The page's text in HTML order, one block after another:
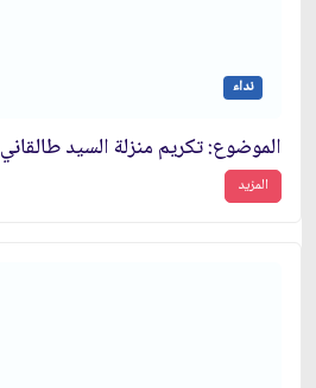
نداء
الموضوع: تكريم منزلة السيد طالقاني‏
المزيد